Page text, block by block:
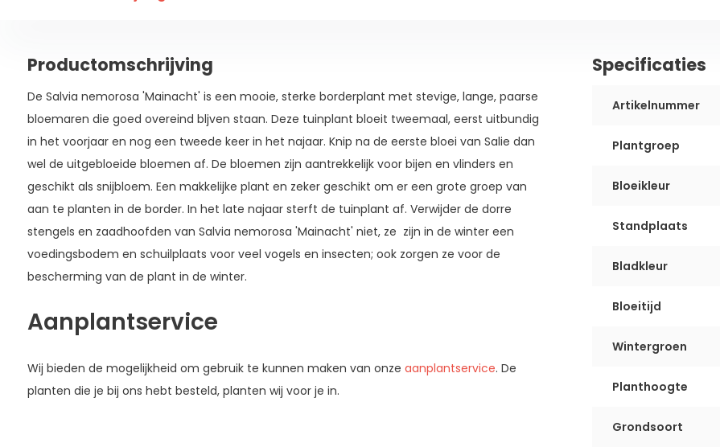
Productomschrijving
De Salvia nemorosa 'Mainacht' is een mooie, sterke borderplant met stevige, lange, paarse
bloemaren die goed overeind bljven staan. Deze tuinplant bloeit tweemaal, eerst uitbundig
in het voorjaar en nog een tweede keer in het najaar. Knip na de eerste bloei van Salie dan
wel de uitgebloeide bloemen af. De bloemen zijn aantrekkelijk voor bijen en vlinders en
geschikt als snijbloem. Een makkelijke plant en zeker geschikt om er een grote groep van
aan te planten in de border. In het late najaar sterft de tuinplant af. Verwijder de dorre
stengels en zaadhoofden van Salvia nemorosa 'Mainacht' niet, ze zijn in de winter een
voedingsbodem en schuilplaats voor veel vogels en insecten; ook zorgen ze voor de
bescherming van de plant in de winter.
Aanplantservice
Wij bieden de mogelijkheid om gebruik te kunnen maken van onze aanplantservice. De
planten die je bij ons hebt besteld, planten wij voor je in.
Specificaties
Artikelnummer
Plantgroep
Bloeikleur
Standplaats
Bladkleur
Bloeitijd
Wintergroen
Planthoogte
Grondsoort